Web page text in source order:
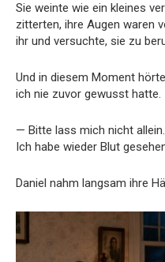
Sie weinte wie ein kleines
zitterten, ihre Augen waren
ihr und versuchte, sie zu
Und in diesem Moment
ich nie zuvor gewusst hatte.
— Bitte lass mich nicht
Ich habe wieder Blut
Daniel nahm langsam ihre